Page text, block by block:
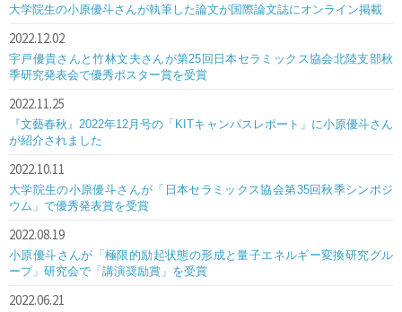
大学院生の小原優斗さんが執筆した論文が国際論文誌にオンライン掲載
2022.12.02
宇戸優貴さんと竹林文夫さんが第25回日本セラミックス協会北陸支部秋
季研究発表会で優秀ポスター賞を受賞
2022.11.25
『文藝春秋』2022年12月号の「KITキャンパスレポート」に小原優斗さん
が紹介されました
2022.10.11
大学院生の小原優斗さんが「日本セラミックス協会第35回秋季シンポジ
ウム」で優秀発表賞を受賞
2022.08.19
小原優斗さんが「極限的励起状態の形成と量子エネルギー変換研究グル
ープ」研究会で「講演奨励賞」を受賞
2022.06.21